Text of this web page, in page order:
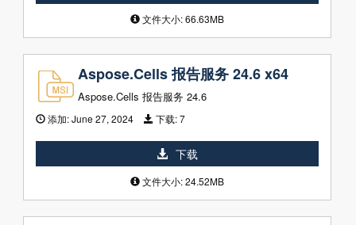
文件大小: 66.63MB
Aspose.Cells 报告服务 24.6 x64
Aspose.Cells 报告服务 24.6
添加:June 27, 2024 下载:7
下载
文件大小: 24.52MB